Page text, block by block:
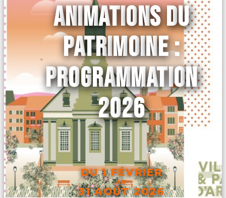
ANIMATIONS DU
PATRIMOINE :
PROGRAMMATION
2026
DU 1 FÉVRIER
AU
31 AOÛT 2026